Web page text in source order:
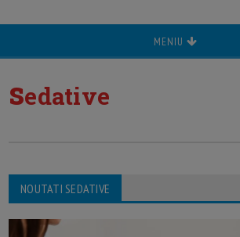
MENIU
sedative
NOUTATI SEDATIVE